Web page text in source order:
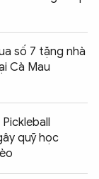
số 7 tặng nhà
Cà Mau
quỹ học